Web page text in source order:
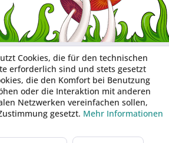
Cookies, die für den technischen
erforderlich sind und stets gesetzt
die den Komfort bei Benutzung
oder die Interaktion mit anderen
Netzwerken vereinfachen sollen,
gesetzt. Mehr Informationen